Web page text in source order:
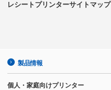
レシートプリンターサイトマップ
製品情報
個人・家庭向けプリンター